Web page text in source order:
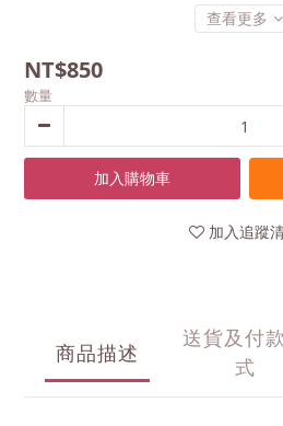
查看更多
NT$850
數量
加入購物車
加入追蹤
商品描述
送貨及付
式